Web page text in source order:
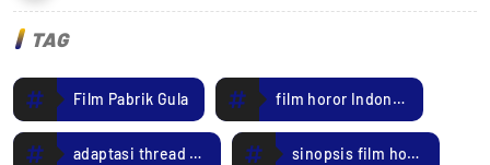
TAG
Film Pabrik Gula film horor Indonesia
adaptasi thread viral sinopsis film horor